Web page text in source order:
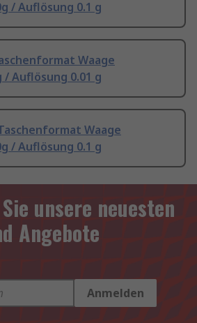
/ Auflösung 0.1 g
Waage
Auflösung 0.01 g
Waage
/ Auflösung 0.1 g
unsere neuesten
Angebote
Anmelden